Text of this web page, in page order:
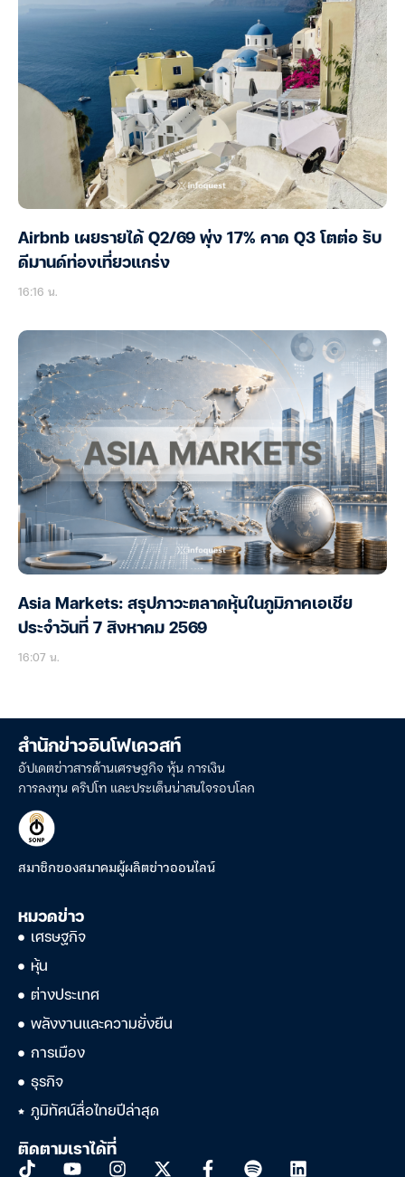
Airbnb เผยรายได้ Q2/69 พุ่ง 17% คาด Q3 โตต่อ รับ
ดีมานด์ท่องเที่ยวแกร่ง
16:16 น.
Asia Markets: สรุปภาวะตลาดหุ้นในภูมิภาคเอเชีย
ประจำวันที่ 7 สิงหาคม 2569
16:07 น.
สำนักข่าวอินโฟเควสท์
อัปเดตข่าวสารด้านเศรษฐกิจ หุ้น การเงิน
การลงทุน คริปโท และประเด็นน่าสนใจรอบโลก
สมาชิกของสมาคมผู้ผลิตข่าวออนไลน์
หมวดข่าว
เศรษฐกิจ
หุ้น
ต่างประเทศ
พลังงานและความยั่งยืน
การเมือง
ธุรกิจ
ภูมิทัศน์สื่อไทยปีล่าสุด
ติดตามเราได้ที่